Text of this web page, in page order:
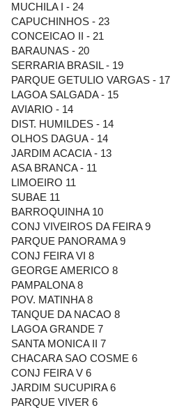
MUCHILA I - 24
CAPUCHINHOS - 23
CONCEICAO II - 21
BARAUNAS - 20
SERRARIA BRASIL - 19
PARQUE GETULIO VARGAS - 17
LAGOA SALGADA - 15
AVIARIO - 14
DIST. HUMILDES - 14
OLHOS DAGUA - 14
JARDIM ACACIA - 13
ASA BRANCA - 11
LIMOEIRO 11
SUBAE 11
BARROQUINHA 10
CONJ VIVEIROS DA FEIRA 9
PARQUE PANORAMA 9
CONJ FEIRA VI 8
GEORGE AMERICO 8
PAMPALONA 8
POV. MATINHA 8
TANQUE DA NACAO 8
LAGOA GRANDE 7
SANTA MONICA II 7
CHACARA SAO COSME 6
CONJ FEIRA V 6
JARDIM SUCUPIRA 6
PARQUE VIVER 6